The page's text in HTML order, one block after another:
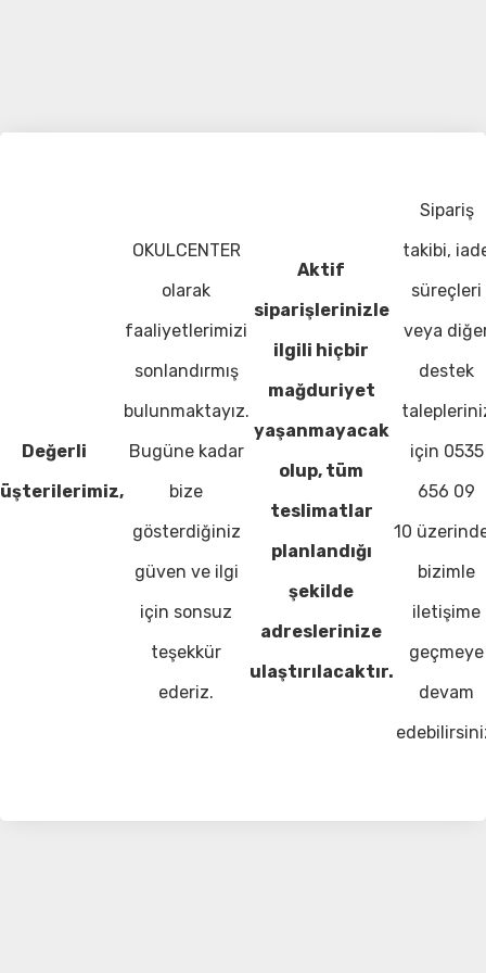
Değerli
OKULCENTER
olarak
faaliyetlerimizi
sonlandırmış
bulunmaktayız.
Bugüne kadar
bize
gösterdiğiniz
güven ve ilgi
için sonsuz
teşekkür
ederiz.
Aktif
siparişlerinizle
ilgili hiçbir
mağduriyet
yaşanmayacak
olup, tüm
teslimatlar
planlandığı
şekilde
adreslerinize
ulaştırılacaktır.
Sipariş
takibi,
süreçleri
veya
destek
için 0535
656 09
10
bizimle
iletişime
geçmeye
devam